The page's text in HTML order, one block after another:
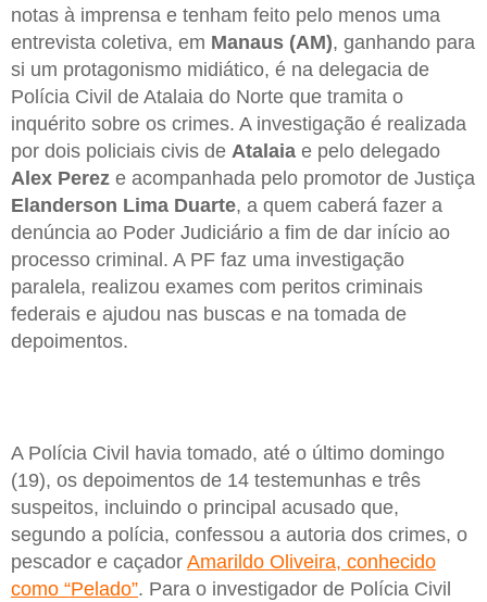
notas à imprensa e tenham feito pelo menos uma
entrevista coletiva, em Manaus (AM), ganhando para
si um protagonismo midiático, é na delegacia de
Polícia Civil de Atalaia do Norte que tramita o
inquérito sobre os crimes. A investigação é realizada
por dois policiais civis de Atalaia e pelo delegado
Alex Perez e acompanhada pelo promotor de Justiça
Elanderson Lima Duarte, a quem caberá fazer a
denúncia ao Poder Judiciário a fim de dar início ao
processo criminal. A PF faz uma investigação
paralela, realizou exames com peritos criminais
federais e ajudou nas buscas e na tomada de
depoimentos.
A Polícia Civil havia tomado, até o último domingo
(19), os depoimentos de 14 testemunhas e três
suspeitos, incluindo o principal acusado que,
segundo a polícia, confessou a autoria dos crimes, o
pescador e caçador Amarildo Oliveira, conhecido
como “Pelado”. Para o investigador de Polícia Civil